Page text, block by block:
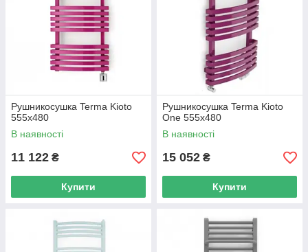
Рушникосушка Terma Kioto
555х480
В наявності
11 122 ₴
Купити
Рушникосушка Terma Kioto
One 555х480
В наявності
15 052 ₴
Купити